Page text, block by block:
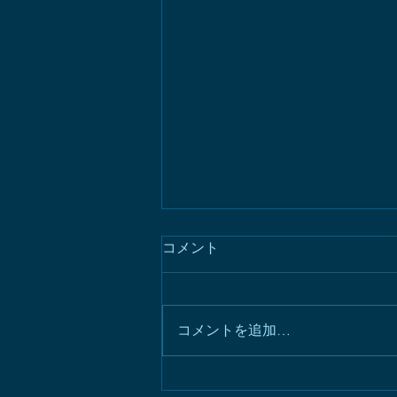
2026年下半期の星占い
コメント
コメントを追加…